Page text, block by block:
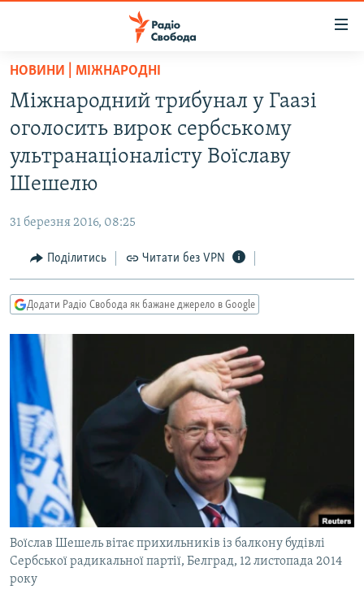
Перейти
основного
матеріалу
до
основної
Перейти
пошуку
ВСЕ ЗА ДОБУ
ПОЛІТИКА
СУСПІЛЬСТВО
КУЛЬТУРА
СПОРТ
СВІТ
ВІЙНА
ДОНБАС.РЕАЛІЇ
КРИМ.РЕАЛІЇ
ТИ ЯК?
КИТАЙ.ВИКЛИКИ
МУЛЬТИМЕДІА
ФОТО
СПЕЦПРОЄКТИ
ПОДКАСТИ
КРИМ РЕАЛІЇ
РУС
УКР
КТАТ
НОВИНИ | МІЖНАРОДНІ
Міжнародний трибунал у Гаазі
оголосить вирок сербському
ультранаціоналісту Воїславу
Шешелю
31 березня 2016, 08:25
Поділитись Читати без VPN
Додати Радіо Свобода як бажане джерело в Google
Воїслав Шешель вітає прихильників із балкону будівлі
Сербської радикальної партії, Белград, 12 листопада 2014
року